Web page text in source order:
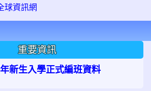
重要資訊
新生入學正式編班資料